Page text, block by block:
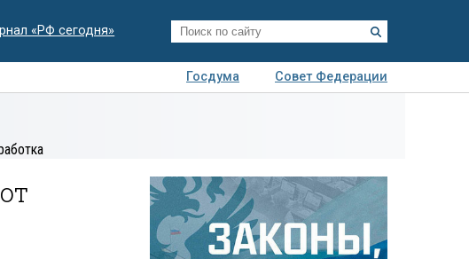
«РФ сегодня»
Госдума
Совет Федерации